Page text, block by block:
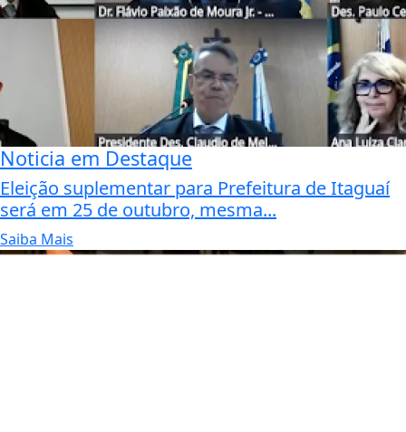
Noticia em Destaque
Eleição suplementar para Prefeitura de Itaguaí
será em 25 de outubro, mesma...
Saiba Mais